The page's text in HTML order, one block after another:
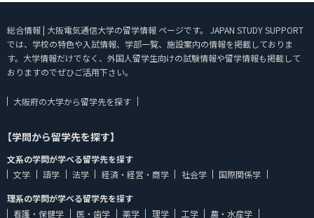
総合情報 | 大阪電気通信大学の留学情報 ページです。 JAPAN STUDY SUPPORT
では、学校の特色や入試情報、学部一覧、施設案内の情報を掲載しておりま
す。大学情報だけでなく、外国人留学生向けの試験情報や留学情報も掲載して
おりますのでぜひご活用下さい。
大阪府の大学から留学先を探す
【学問から留学先を探す】
文系の学問が学べる留学先を探す
文学
語学 法学 経済・経営・商学 社会学
国際関係学
理系の学問が学べる留学先を探す
看護・保健学
医・歯学 薬学 理学 工学
農・水産学